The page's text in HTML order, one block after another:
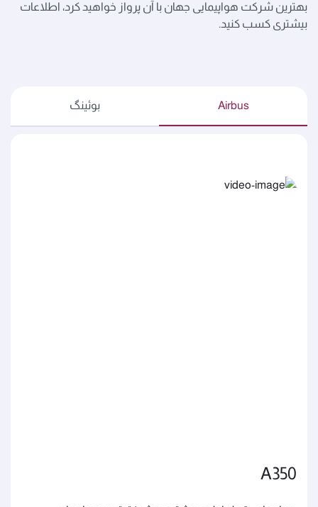
بهترین شرکت هواپیمایی جهان با آن پرواز خواهید کرد، اطلاعات
بیشتری کسب کنید.
Airbus بوئینگ
A350